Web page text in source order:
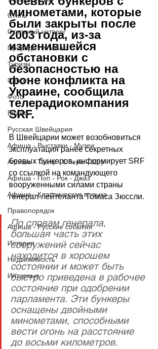
Стиль
Стильный четверг
Природа - Климат
Туризм
Спорт
Фото
Видео
Русская Швейцария
Афиша - Выставки - Музеи
Афиша - Театр - Опера - Шоу
Афиша - Поп - Рок - Джаз
Афиша - Классическая музыка
Правопорядок
Афиша - Русские события
История
Недвижимость
Интервью
минометами, которые
были закрыты после
2003 года, из-за
изменившейся
обстановки с
безопасностью на
фоне конфликта на
Украине, сообщила
телерадиокомпания
SRF.
В Швейцарии может возобновиться
эксплуатация ранее секретных
боевых бункеров, информирует SRF
со ссылкой на командующего
вооруженными силами страны
генерал-лейтенанта Томаса Зюссли.
По словам генерала,
большая часть этих
сооружений сейчас
находится в хорошем
состоянии и может быть
быстро приведена в рабочее
состояние при одобрении
парламента. Эти бункеры
оснащены двойными
минометами, способными
вести огонь на расстояние
до восьми километров.